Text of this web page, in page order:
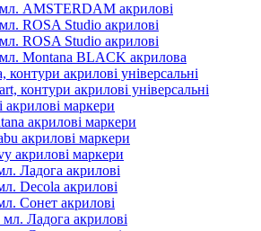
AMSTERDAM акрилові
ROSA Studio акрилові
ROSA Studio акрилові
Montana BLACK акрилова
контури акрилові універсальні
контури акрилові універсальні
акрилові маркери
акрилові маркери
акрилові маркери
акрилові маркери
Ладога акрилові
Decola акрилові
Сонет акрилові
мл. Ладога акрилові